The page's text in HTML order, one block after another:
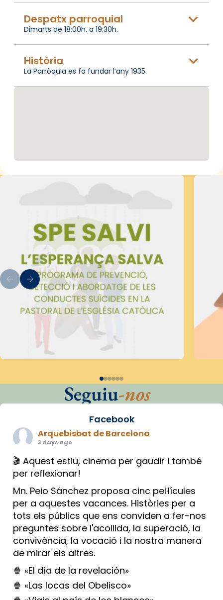
Despatx parroquial
Dimarts de 18:00h. a 19:30h.
Història
La Parròquia es fa fundar l’any 1935.
Seguiu-nos
Facebook
Arquebisbat de Barcelona
3 days ago
🎬 Aquest estiu, cinema per gaudir i també
per reflexionar!
Mn. Peio Sánchez proposa cinc pel·lícules
per a aquestes vacances. Històries per a
tots els públics que ens conviden a fer-nos
preguntes sobre l'acollida, la superació, la
convivència, la vocació i la nostra manera
de mirar els altres.
🍿 «El día de la revelación»
🍿 «Las locas del Obelisco»